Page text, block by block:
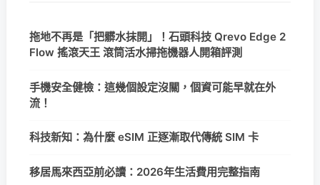
拖地不再是「把髒水抹開」！石頭科技 Qrevo Edge 2
Flow 搖滾天王 滾筒活水掃拖機器人開箱評測
手機安全健檢：這幾個設定沒關，個資可能早就在外
流！
科技新知：為什麼 eSIM 正逐漸取代傳統 SIM 卡
移居馬來西亞前必讀：2026年生活費用完整指南